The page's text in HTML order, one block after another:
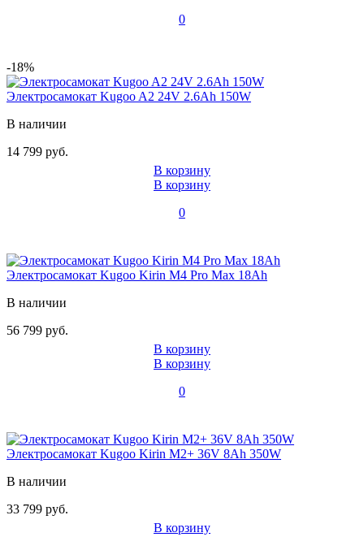
0
-18%
Электросамокат Kugoo A2 24V 2.6Ah 150W
В наличии
14 799 руб.
В корзину
В корзину
0
Электросамокат Kugoo Kirin M4 Pro Max 18Ah
В наличии
56 799 руб.
В корзину
В корзину
0
Электросамокат Kugoo Kirin M2+ 36V 8Ah 350W
В наличии
33 799 руб.
В корзину